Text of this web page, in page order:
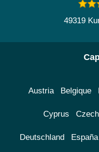
49319
Austria Belgique
Cyprus
Deutschland España